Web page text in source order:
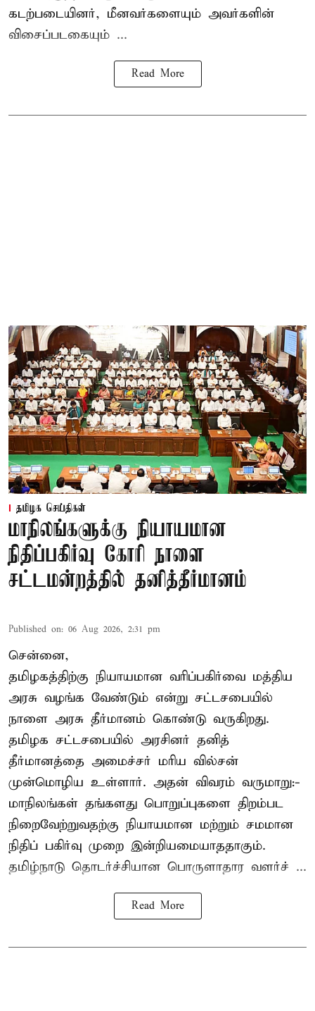
கடற்படையினர், மீனவர்களையும் அவர்களின்
விசைப்படகையும் ...
Read More
தமிழக செய்திகள்
மாநிலங்களுக்கு நியாயமான
நிதிப்பகிர்வு கோரி நாளை
சட்டமன்றத்தில் தனித்தீர்மானம்
Published on: 06 Aug 2026, 2:31 pm
சென்னை,
தமிழகத்திற்கு நியாயமான வரிப்பகிர்வை மத்திய
அரசு வழங்க வேண்டும் என்று சட்டசபையில்
நாளை அரசு தீர்மானம் கொண்டு வருகிறது.
தமிழக சட்டசபையில் அரசினர் தனித்
தீர்மானத்தை அமைச்சர் மரிய வில்சன்
முன்மொழிய உள்ளார். அதன் விவரம் வருமாறு:-
மாநிலங்கள் தங்களது பொறுப்புகளை திறம்பட
நிறைவேற்றுவதற்கு நியாயமான மற்றும் சமமான
நிதிப் பகிர்வு முறை இன்றியமையாததாகும்.
தமிழ்நாடு தொடர்ச்சியான பொருளாதார வளர்ச் ...
Read More